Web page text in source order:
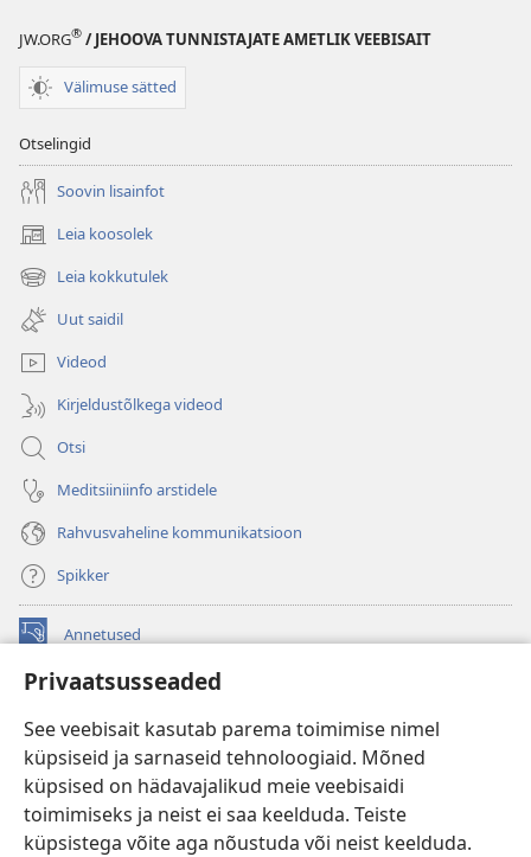
Privaatsusseaded
See veebisait kasutab parema toimimise nimel
küpsiseid ja sarnaseid tehnoloogiaid. Mõned
küpsised on hädavajalikud meie veebisaidi
toimimiseks ja neist ei saa keelduda. Teiste
küpsistega võite aga nõustuda või neist keelduda.
JW.ORG® / JEHOOVA TUNNISTAJATE AMETLIK VEEBISAIT
Välimuse sätted
Otselingid
Soovin lisainfot
Leia koosolek
(avab
uue
akna)
Leia kokkutulek
(avab
uue
akna)
Uut saidil
Videod
Kirjeldustõlkega videod
Otsi
Meditsiiniinfo arstidele
Rahvusvaheline kommunikatsioon
Spikker
Annetused
(avab
akna)
uue
akna) JW Hub
(avab
uue
akna) JW Library